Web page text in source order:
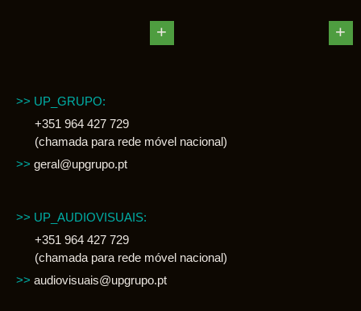
+ +
>> UP_GRUPO:
+351 964 427 729
(chamada para rede móvel nacional)
>> geral@upgrupo.pt
>> UP_AUDIOVISUAIS:
+351 964 427 729
(chamada para rede móvel nacional)
>> audiovisuais@upgrupo.pt